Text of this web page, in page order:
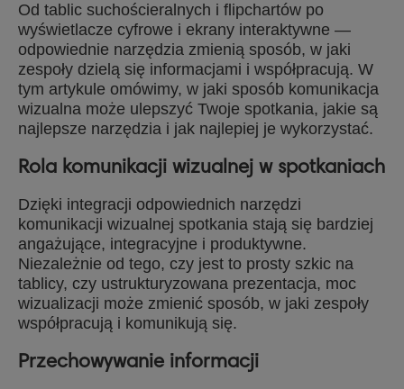
Od tablic suchościeralnych i flipchartów po
wyświetlacze cyfrowe i ekrany interaktywne —
odpowiednie narzędzia zmienią sposób, w jaki
zespoły dzielą się informacjami i współpracują. W
tym artykule omówimy, w jaki sposób komunikacja
wizualna może ulepszyć Twoje spotkania, jakie są
najlepsze narzędzia i jak najlepiej je wykorzystać.
Rola komunikacji wizualnej w spotkaniach
Dzięki integracji odpowiednich narzędzi
komunikacji wizualnej spotkania stają się bardziej
angażujące, integracyjne i produktywne.
Niezależnie od tego, czy jest to prosty szkic na
tablicy, czy ustrukturyzowana prezentacja, moc
wizualizacji może zmienić sposób, w jaki zespoły
współpracują i komunikują się.
Przechowywanie informacji